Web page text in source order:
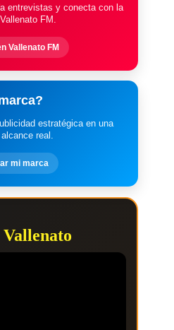
entrevistas y conecta con la
FM.
Vallenato FM
estratégica en una
real.
mi marca
Vallenato